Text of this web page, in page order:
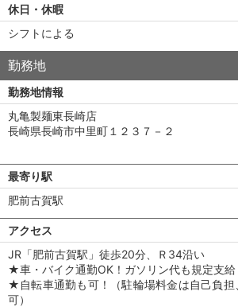
休日・休暇
シフトによる
勤務地
勤務地情報
丸亀製麺東長崎店
長崎県長崎市中里町１２３７－２
最寄り駅
肥前古賀駅
アクセス
JR「肥前古賀駅」徒歩20分、Ｒ34沿い
★車・バイク通勤OK！ガソリン代も規定支給
★自転車通勤も可！（駐輪場料金は自己負担
可）